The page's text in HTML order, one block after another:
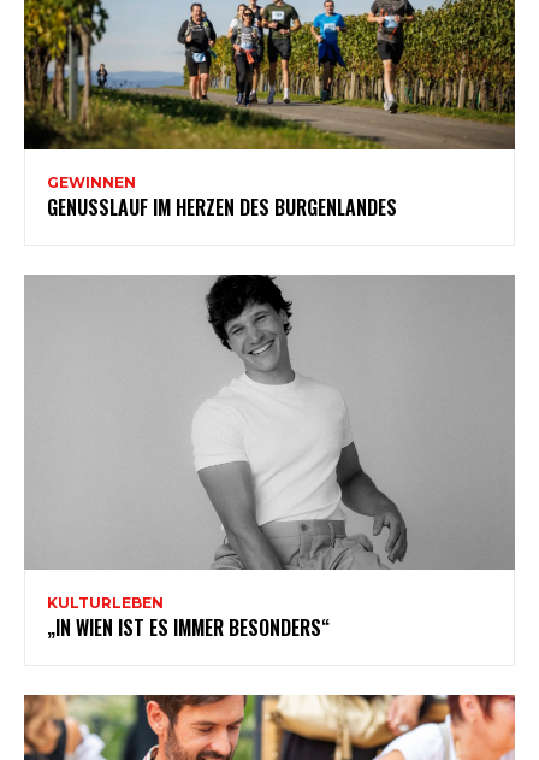
GEWINNEN
GENUSSLAUF IM HERZEN DES BURGENLANDES
KULTURLEBEN
„IN WIEN IST ES IMMER BESONDERS“